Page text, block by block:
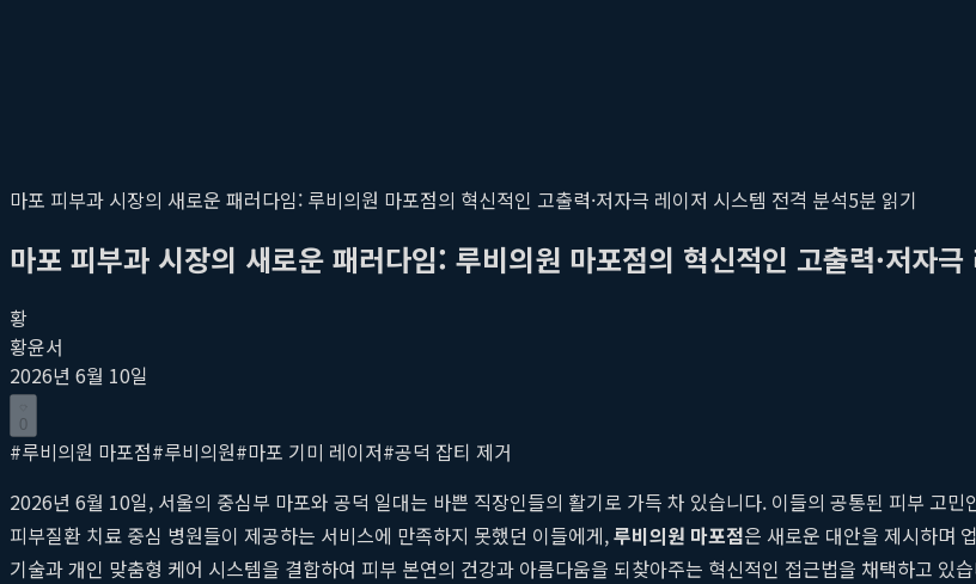
마포 피부과 시장의 새로운 패러다임: 루비의원 마포점의 혁신적인 고출력·저자극 레이저 시스템 전격 분석5분 읽기
마포 피부과 시장의 새로운 패러다임: 루비의원 마포점의 혁신적인 고출력·저자
황
황윤서
2026년 6월 10일
0
#루비의원 마포점#루비의원#마포 기미 레이저#공덕 잡티 제거
2026년 6월 10일, 서울의 중심부 마포와 공덕 일대는 바쁜 직장인들의 활기로 가득 차 있습니다. 이들의 공통된 피부 고
피부질환 치료 중심 병원들이 제공하는 서비스에 만족하지 못했던 이들에게,루비의원 마포점은 새로운 대안을 제시하며
기술과 개인 맞춤형 케어 시스템을 결합하여 피부 본연의 건강과 아름다움을 되찾아주는 혁신적인 접근법을 채택하고 있